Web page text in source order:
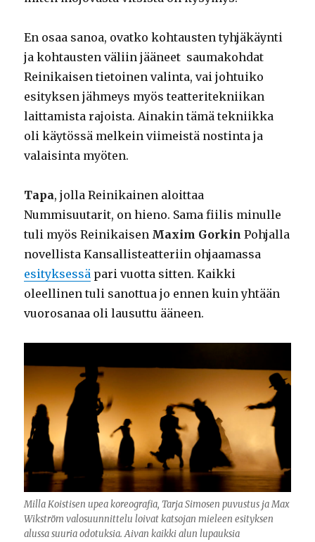
En osaa sanoa, ovatko kohtausten tyhjäkäynti
ja kohtausten väliin jääneet saumakohdat
Reinikaisen tietoinen valinta, vai johtuiko
esityksen jähmeys myös teatteritekniikan
laittamista rajoista. Ainakin tämä tekniikka
oli käytössä melkein viimeistä nostinta ja
valaisinta myöten.
Tapa, jolla Reinikainen aloittaa
Nummisuutarit, on hieno. Sama fiilis minulle
tuli myös Reinikaisen Maxim Gorkin Pohjalla
novellista Kansallisteatteriin ohjaamassa
esityksessä pari vuotta sitten. Kaikki
oleellinen tuli sanottua jo ennen kuin yhtään
vuorosanaa oli lausuttu ääneen.
Milla Koistisen upea koreografia, Tarja Simosen puvustus ja Max
Wikström valosuunnittelu loivat katsojan mieleen esityksen
alussa suuria odotuksia. Aivan kaikki alun lupauksia